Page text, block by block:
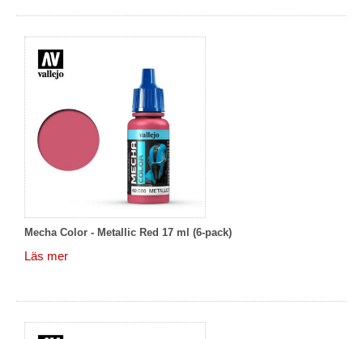
Mecha Color - Metallic Red 17 ml (6-pack)
Läs mer